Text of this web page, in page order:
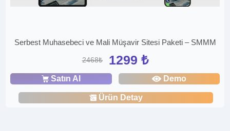
Serbest Muhasebeci ve Mali Müşavir Sitesi Paketi – SMMM
2468₺ 1299 ₺
Satın Al Demo
Ürün Detay